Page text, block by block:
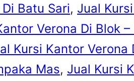
Batu Sari, Jual
Verona Di Blok –
Kursi Kantor Verona
Mas, Jual Kursi